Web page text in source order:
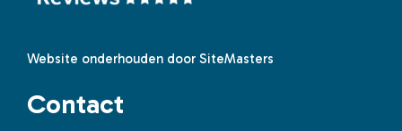
Website onderhouden door SiteMasters
Contact